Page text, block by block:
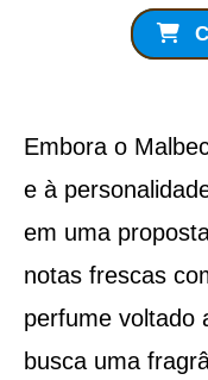
Embora o
e à
em uma
notas frescas
perfume voltado
busca uma